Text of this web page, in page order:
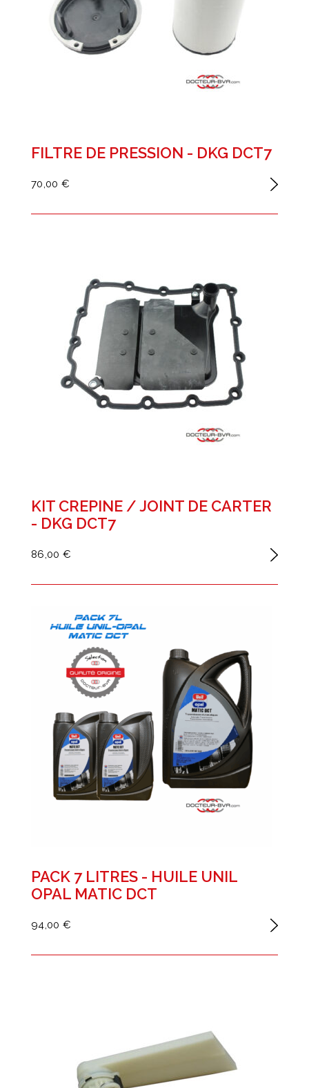
FILTRE DE PRESSION - DKG DCT7
70,00 €
KIT CREPINE / JOINT DE CARTER
- DKG DCT7
86,00 €
PACK 7 LITRES - HUILE UNIL
OPAL MATIC DCT
94,00 €